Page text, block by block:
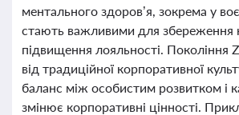
ментального здоров’я, зокрема у
стають важливими для збереження
підвищення лояльності. Покоління
від традиційної корпоративної
баланс між особистим розвитком і
змінює корпоративні цінності.